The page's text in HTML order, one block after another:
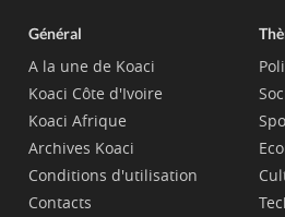
Général
A la une de Koaci
Koaci Côte d'Ivoire
Koaci Afrique
Archives Koaci
Conditions d'utilisation
Contacts